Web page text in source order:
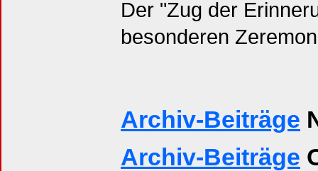
Der "Zug der
besonderen
Archiv-Beiträge
Archiv-Beiträge